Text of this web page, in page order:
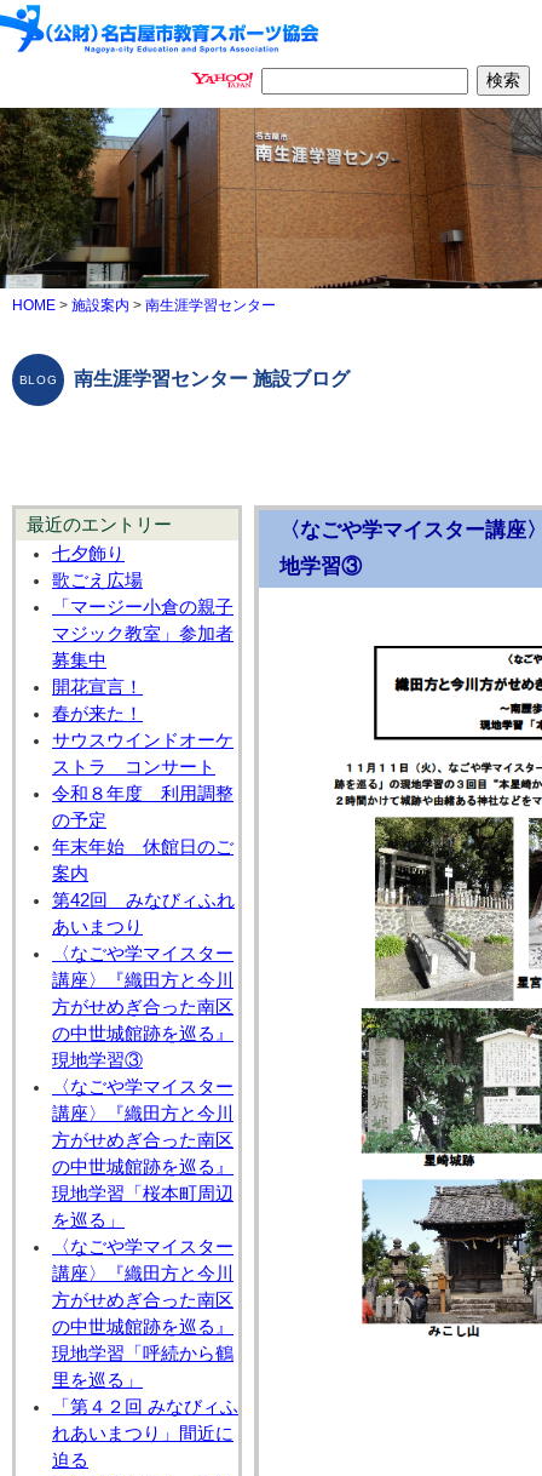
HOME > 施設案内 > 南生涯学習センター
南生涯学習センター 施設ブログ
最近のエントリー
七夕飾り
歌ごえ広場
「マージー小倉の親子
マジック教室」参加者
募集中
開花宣言！
春が来た！
サウスウインドオーケ
ストラ コンサート
令和８年度 利用調整
の予定
年末年始 休館日のご
案内
第42回 みなびィふれ
あいまつり
〈なごや学マイスター
講座〉『織田方と今川
方がせめぎ合った南区
の中世城館跡を巡る』
現地学習③
〈なごや学マイスター
講座〉『織田方と今川
方がせめぎ合った南区
の中世城館跡を巡る』
現地学習「桜本町周辺
を巡る」
〈なごや学マイスター
講座〉『織田方と今川
方がせめぎ合った南区
の中世城館跡を巡る』
現地学習「呼続から鶴
里を巡る」
「第４２回 みなびィふ
れあいまつり」間近に
迫る
〈なごや学マイスター講
地学習③